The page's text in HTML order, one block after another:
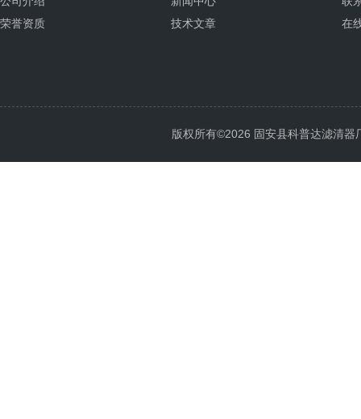
荣誉资质
技术文章
在
版权所有©2026 固安县科普达滤清